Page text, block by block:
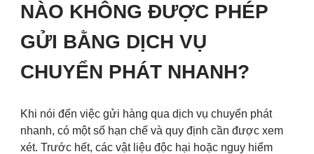
NÀO KHÔNG ĐƯỢC PHÉP
GỬI BẰNG DỊCH VỤ
CHUYỂN PHÁT NHANH?
Khi nói đến việc gửi hàng qua dịch vụ chuyển phát
nhanh, có một số hạn chế và quy định cần được xem
xét. Trước hết, các vật liệu độc hại hoặc nguy hiểm